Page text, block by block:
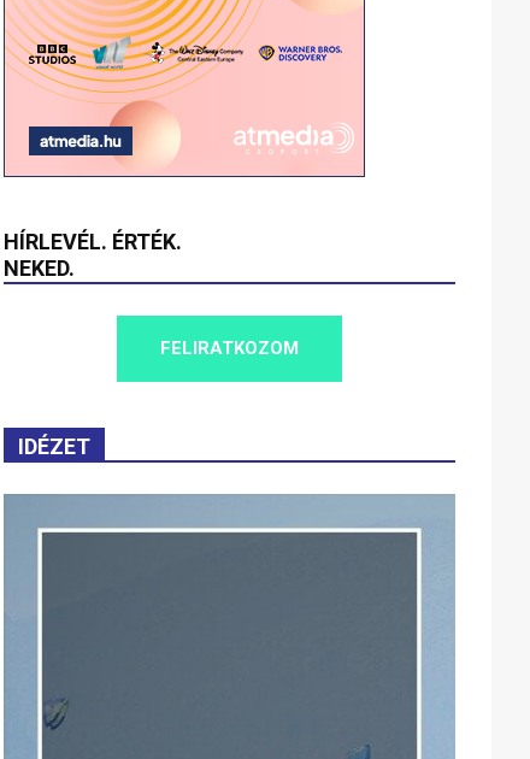
HÍRLEVÉL. ÉRTÉK.
NEKED.
FELIRATKOZOM
IDÉZET